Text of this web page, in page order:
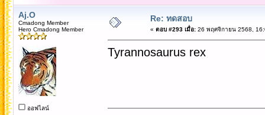
Aj.O
Cmadong Member
Hero Cmadong Member
ออฟไลน์
Re: ทดสอบ
« ตอบ #293 เมื่อ:26 พฤศจิกายน 2568,
Tyrannosaurus rex